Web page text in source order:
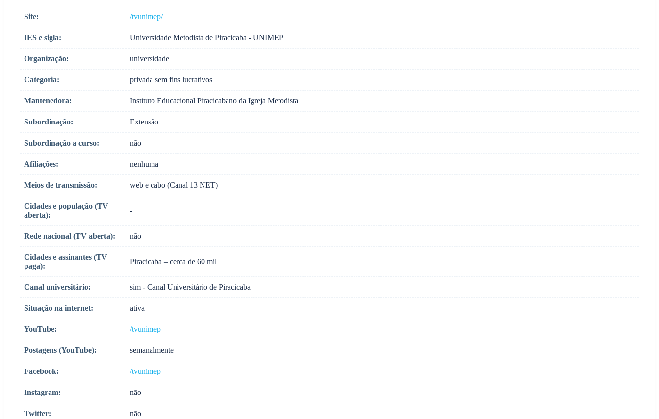
Site: /tvunimep/
IES e sigla: Universidade Metodista de Piracicaba - UNIMEP
Organização: universidade
Categoria: privada sem fins lucrativos
Mantenedora: Instituto Educacional Piracicabano da Igreja Metodista
Subordinação: Extensão
Subordinação a curso: não
Afiliações: nenhuma
Meios de transmissão: web e cabo (Canal 13 NET)
Cidades e população (TV
aberta):
-
Rede nacional (TV aberta): não
Cidades e assinantes (TV
paga):
Piracicaba – cerca de 60 mil
Canal universitário: sim - Canal Universitário de Piracicaba
Situação na internet: ativa
YouTube: /tvunimep
Postagens (YouTube): semanalmente
Facebook: /tvunimep
Instagram: não
Twitter: não